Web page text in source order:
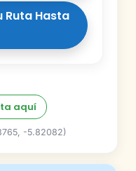
aquí
-5.82082)